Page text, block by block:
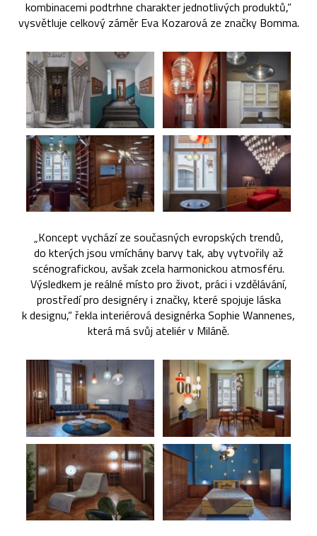
kombinacemi podtrhne charakter jednotlivých produktů,”
vysvětluje celkový záměr Eva Kozarová ze značky Bomma.
„Koncept vychází ze současných evropských trendů,
do kterých jsou vmíchány barvy tak, aby vytvořily až
scénografickou, avšak zcela harmonickou atmosféru.
Výsledkem je reálné místo pro život, práci i vzdělávání,
prostředí pro designéry i značky, které spojuje láska
k designu,“ řekla interiérová designérka Sophie Wannenes,
která má svůj ateliér v Miláně.